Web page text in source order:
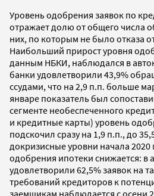
Уровень одобрения заявок по
отражает долю от общего числа
них, по которым не было отказа
Наибольший прирост уровня
данным НБКИ, наблюдался в
банки удовлетворили 43,9%
ссудами, что на 2,9 п.п. больше
январе показатель был
сегменте необеспеченного
и кредитные карты) уровень
подскочил сразу на 1,9 п.п., до
докризисные уровни начала 2020
одобрения ипотеки снижается: в
удовлетворили 62,5% заявок на
требований кредиторов к
заемщикам наблюдается с осени